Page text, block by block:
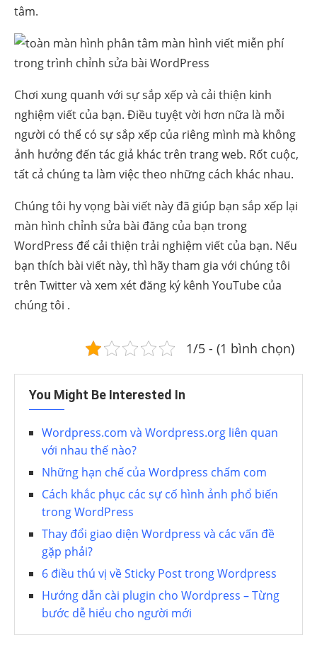
tâm.
Chơi xung quanh với sự sắp xếp và cải thiện kinh
nghiệm viết của bạn. Điều tuyệt vời hơn nữa là mỗi
người có thể có sự sắp xếp của riêng mình mà không
ảnh hưởng đến tác giả khác trên trang web. Rốt cuộc,
tất cả chúng ta làm việc theo những cách khác nhau.
Chúng tôi hy vọng bài viết này đã giúp bạn sắp xếp lại
màn hình chỉnh sửa bài đăng của bạn trong
WordPress để cải thiện trải nghiệm viết của bạn. Nếu
bạn thích bài viết này, thì hãy tham gia với chúng tôi
trên Twittervà xem xét đăng ký kênh YouTube của
chúng tôi .
1/5 - (1 bình chọn)
You Might Be Interested In
Wordpress.com và Wordpress.org liên quan
với nhau thế nào?
Những hạn chế của Wordpress chấm com
Cách khắc phục các sự cố hình ảnh phổ biến
trong WordPress
Thay đổi giao diện Wordpress và các vấn đề
gặp phải?
6 điều thú vị về Sticky Post trong Wordpress
Hướng dẫn cài plugin cho Wordpress – Từng
bước dễ hiểu cho người mới